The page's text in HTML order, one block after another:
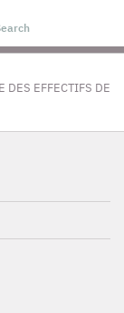
DES EFFECTIFS DE